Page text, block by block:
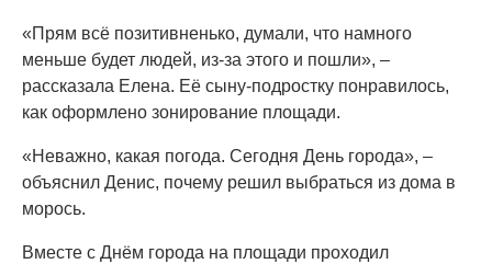
«Прям всё позитивненько, думали, что намного
меньше будет людей, из-за этого и пошли», –
рассказала Елена. Её сыну-подростку понравилось,
как оформлено зонирование площади.
«Неважно, какая погода. Сегодня День города», –
объяснил Денис, почему решил выбраться из дома в
морось.
Вместе с Днём города на площади проходил